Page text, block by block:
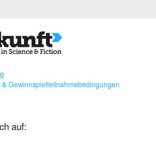
Gewinnspielteilnahmebedingungen
auf: